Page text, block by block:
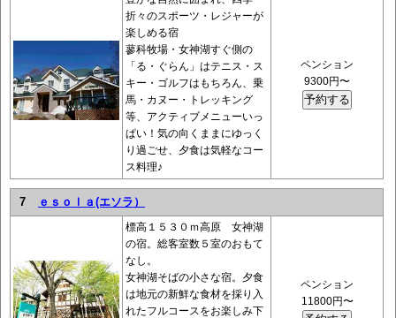
折々のスポーツ・レジャーが
楽しめる宿
蓼科牧場・女神湖すぐ側の
「る・ぐらん」はテニス・ス
キー・ゴルフはもちろん、乗
馬・カヌー・トレッキング
等、アクティブメニューいっ
ぱい！気の向くままにゆっく
り過ごせ、夕食は気軽なコー
ス料理♪
ペンション
9300円〜
7 ｅｓｏｌａ(エソラ）
標高１５３０ｍ高原 女神湖
の宿。総客室数５室のおもて
なし。
女神湖そばの小さな宿。夕食
は地元の新鮮な食材を採り入
れたフルコースをお楽しみ下
ペンション
11800円〜